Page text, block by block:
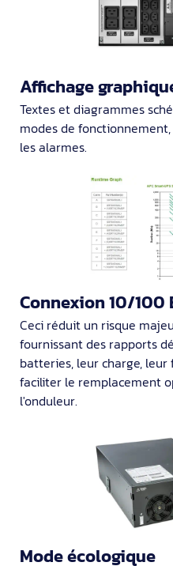
Affichage
Textes et diagrammes
modes de
les alarmes.
Connexion 10/100
Ceci réduit un risque
fournissant des rapports
batteries, leur charge,
faciliter le remplacement
l'onduleur.
Mode écologique